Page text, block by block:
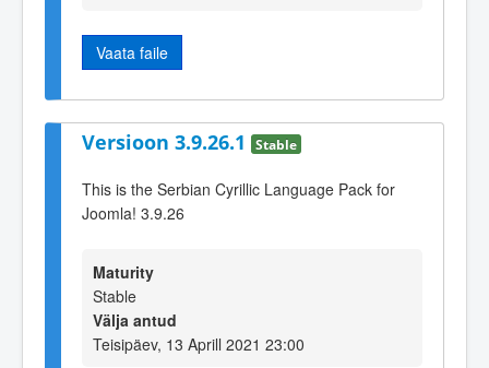
Vaata faile
Versioon 3.9.26.1 Stable
This is the Serbian Cyrillic Language Pack for
Joomla! 3.9.26
Maturity
Stable
Välja antud
Teisipäev, 13 Aprill 2021 23:00